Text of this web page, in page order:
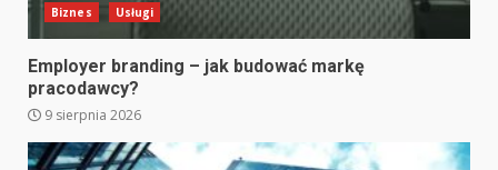
Biznes Usługi
Employer branding – jak budować markę
pracodawcy?
9 sierpnia 2026